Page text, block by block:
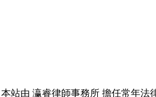
本站由 瀛睿律師事務所 擔任常年法